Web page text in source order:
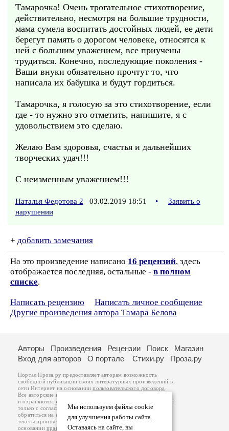
Тамарочка! Очень трогательное стихотворение,
действительно, несмотря на большие трудности,
мама сумела воспитать достойных людей, ее дети
берегут память о дорогом человеке, относятся к
ней с большим уважением, все приучены
трудиться. Конечно, последующие поколения -
Ваши внуки обязательно прочтут то, что
написала их бабушка и будут гордиться.
Тамарочка, я голосую за это стихотворение, если
где - то нужно это отметить, напишите, я с
удовольствием это сделаю.
Желаю Вам здоровья, счастья и дальнейших
творческих удач!!!
С неизменным уважением!!!
Наталья Федотова 2 03.02.2019 18:51 •
Заявить о
нарушении
+ добавить замечания
На это произведение написано 16 рецензий, здесь
отображается последняя, остальные - в полном
списке.
Написать рецензию
Написать личное сообщение
Другие произведения автора Тамара Белова
Мы используем файлы cookie
для улучшения работы сайта.
Оставаясь на сайте, вы
Авторы Произведения Рецензии Поиск
Магазин
Вход для авторов
О портале Стихи.ру Проза.ру
Портал Проза.ру предоставляет авторам возможность
свободной публикации своих литературных произведений в
сети Интернет на основаниипользовательского договора
Все авторские права на произведения принадлежат авторам
и охраняются законом
. Перепечатка произведений возможна
только с согласия его автора, к которому вы можете
обратиться на его авторской странице. Ответственность за
тексты произведений авторы несут самостоятельно на
основанииправил публикацииизаконодательства